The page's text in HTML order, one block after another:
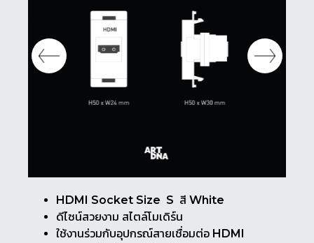
HDMI Socket Size S สี White
ดีไซน์สวยงาม สไตล์โมเดิร์น
ใช้งานร่วมกับอุปกรณ์สายเชื่อมต่อ HDMI